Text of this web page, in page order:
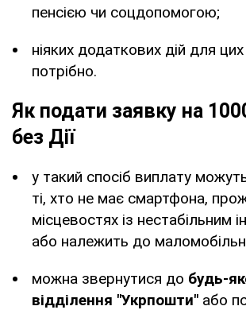
пенсією чи соцдопомогою;
ніяких додаткових дій для
потрібно.
Як подати заявку на
без Дії
у такий спосіб виплату
ті, хто не має смартфона,
місцевостях із нестабільним
або належить до
можна звернутися до будь-
відділення "Укрпошти" або